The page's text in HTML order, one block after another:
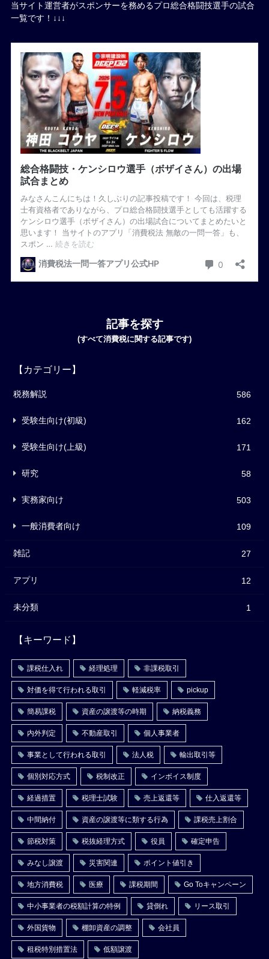
当サイト運営者がスポンサーを務めるプロ総合格闘技選手の試合
一覧です！↓↓↓
記事を探す
(すべて消費税に関する記事です)
【カテゴリー】
税務解説 586
受験生向け(初級) 162
受験生向け(上級) 171
研究 58
実務家向け 503
一般消費者向け 109
雑記 27
アプリ 12
未分類 1
【キーワード】
課税仕入れ 経理処理 非課税取引
対価を得て行われる取引 軽減税率 pickup
簡易課税 資産の譲渡等の時期 納税義務
内外判定 不動産取引 個人事業者
事業として行われる取引 法人税 輸出取引等
個別対応方式 税制改正 インボイス制度
経過措置 税理士試験 売上返還等 仕入返還等
中間納付 資産の譲渡等に類する行為 課税売上割合
節税対策 税抜経理方式 役員 確定申告
みなし譲渡 災害関連 ポイント値引き
地方消費税 医療 課税期間 Go Toキャンペーン
中小事業者の税額計算の特例 貸倒れ リース取引
外国貨物 棚卸資産の調整 会社員
租税特別措置法 低額譲渡